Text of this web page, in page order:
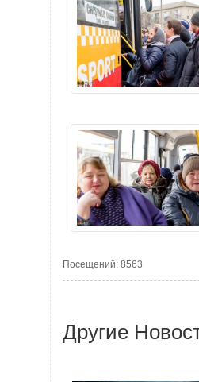
Посещений: 8563
Другие